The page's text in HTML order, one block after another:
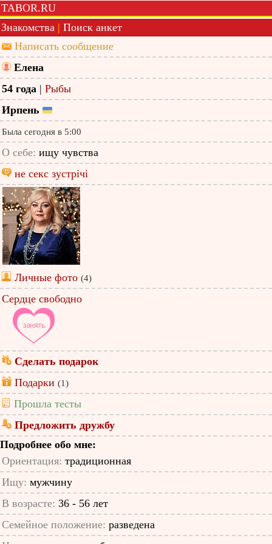
TABOR.RU
Знакомства | Поиск анкет
Написать сообщение
Елена
54 года | Рыбы
Ирпень
Была сегодня в 5:00
О себе: ищу чувства
не секс зустрічі
Личные фото (4)
Сердце свободно
Сделать подарок
Подарки (1)
Прошла тесты
Предложить дружбу
Подробнее обо мне:
Ориентация: традиционная
Ищу: мужчину
В возрасте: 36 - 56 лет
Семейное положение: разведена